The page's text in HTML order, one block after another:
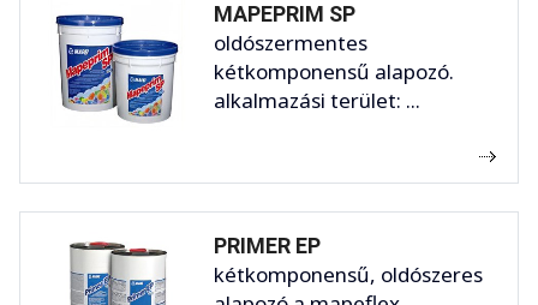
MAPEPRIM SP
oldószermentes
kétkomponensű alapozó.
alkalmazási terület: ...
PRIMER EP
kétkomponensű, oldószeres